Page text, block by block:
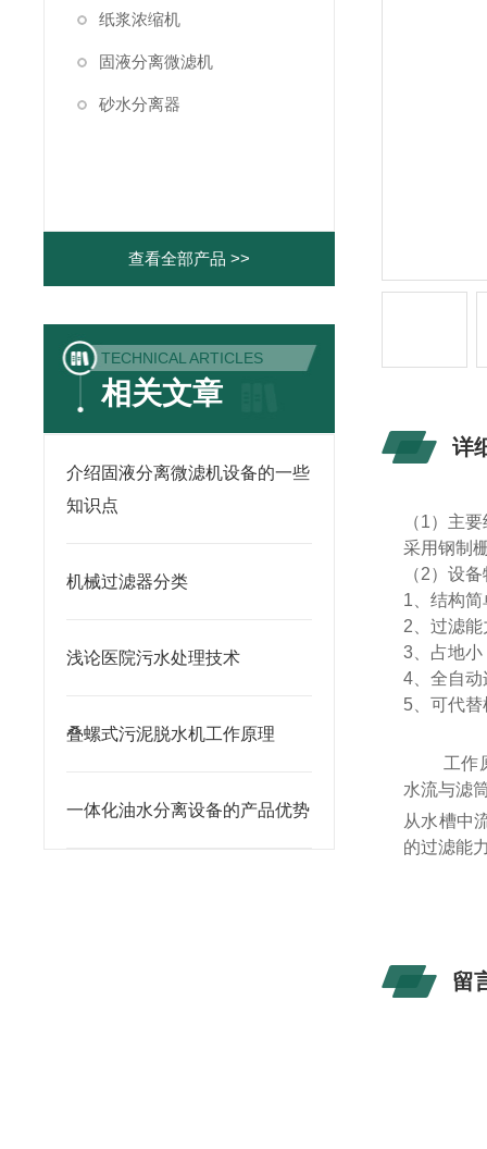
纸浆浓缩机
固液分离微滤机
砂水分离器
查看全部产品 >>
TECHNICAL ARTICLES
相关文章
介绍固液分离微滤机设备的一些
知识点
机械过滤器分类
浅论医院污水处理技术
叠螺式污泥脱水机工作原理
一体化油水分离设备的产品优势
详
（1）主
采用钢制
（2）设
1、结构
2、过滤
3、占地
4、全自
5、可代
工作
水流与滤
从水槽中
的过滤能
留